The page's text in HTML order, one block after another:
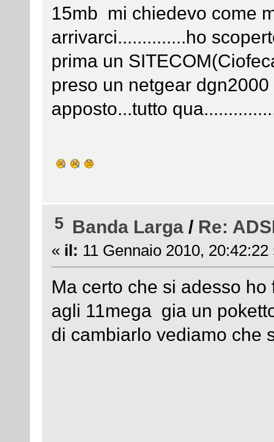
15mb mi chiedevo come
arrivarci..............ho
prima un
preso un netgear
apposto...tutto
5 Banda Larga / Re:
« il: 11 Gennaio 2010, 20:42:22
Ma certo che si adesso
agli 11mega gia un
di cambiarlo vediamo che